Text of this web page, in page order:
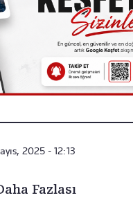
2025 - 12:13
Fazlası